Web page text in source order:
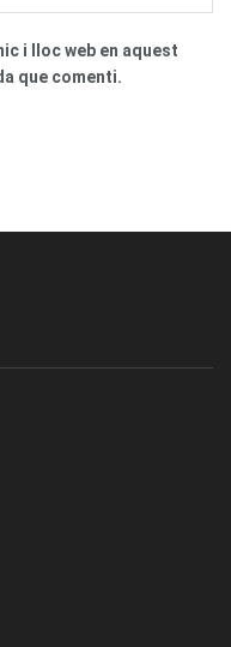
i lloc web en aquest
que comenti.